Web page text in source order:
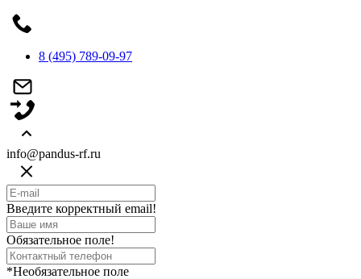
8 (495) 789-09-97
info@pandus-rf.ru
Введите корректный email!
Обязательное поле!
*Необязательное поле